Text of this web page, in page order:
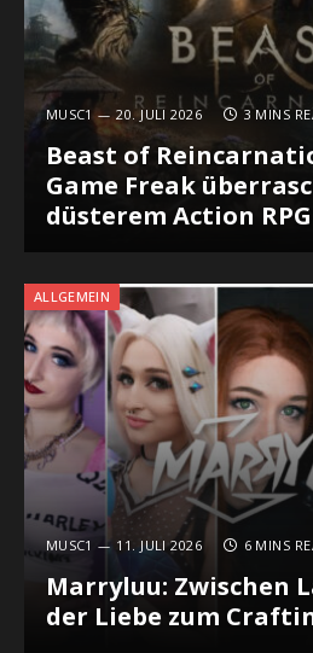
MUSC1 20. JULI 2026 3 MINS
Beast of
Game Freak
düsterem Action RPG
ALLGEMEIN
MUSC1 11. JULI 2026 6 MINS
Marryluu: Zwischen
der Liebe zum